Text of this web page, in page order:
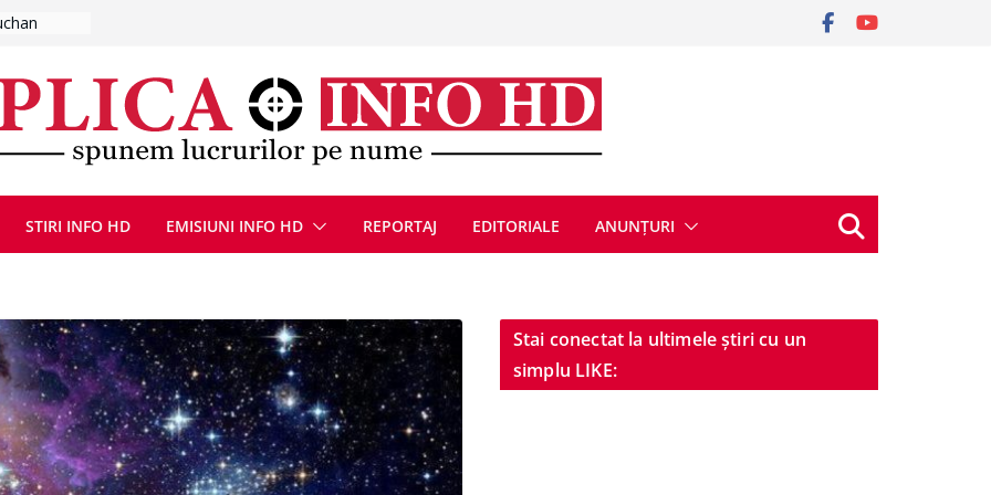
fum
8 august
la Uricani.
din
cu
STIRI INFO HD EMISIUNI INFO HD REPORTAJ EDITORIALE ANUNȚURI
Stai conectat la ultimele știri cu un
simplu LIKE: